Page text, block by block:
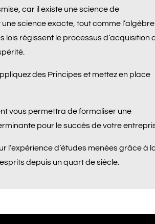
car il existe une science de
une science exacte, tout comme
lois régissent le processus d’acquisition
des Principes et mettez en place
vous permettra de formaliser une
pour le succès de votre
l’expérience d’études menées grâce à
depuis un quart de siècle.